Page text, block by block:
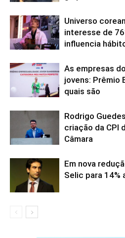
Universo
interesse de
influencia
As empresas
jovens: Prêmio
quais são
Rodrigo
criação da CPI
Câmara
Em nova
Selic para 14%